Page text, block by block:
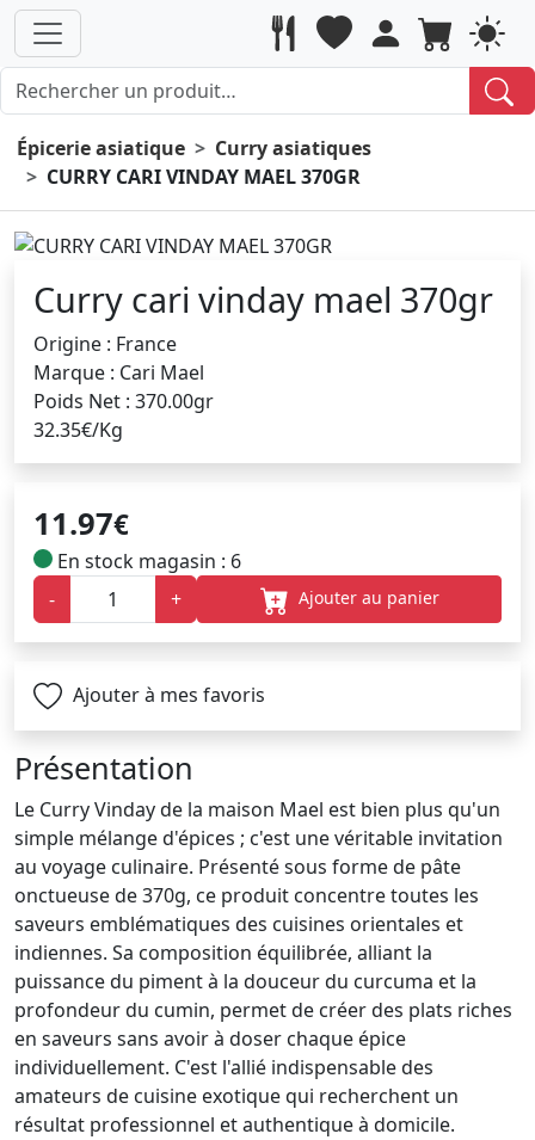
Épicerie asiatique
Curry asiatiques
CURRY CARI VINDAY MAEL 370GR
Curry cari vinday mael 370gr
Origine : France
Marque : Cari Mael
Poids Net : 370.00gr
32.35€/Kg
11.97€
En stock magasin : 6
-
+ Ajouter au panier
Ajouter à mes favoris
Présentation
Le Curry Vinday de la maison Mael est bien plus qu'un
simple mélange d'épices ; c'est une véritable invitation
au voyage culinaire. Présenté sous forme de pâte
onctueuse de 370g, ce produit concentre toutes les
saveurs emblématiques des cuisines orientales et
indiennes. Sa composition équilibrée, alliant la
puissance du piment à la douceur du curcuma et la
profondeur du cumin, permet de créer des plats riches
en saveurs sans avoir à doser chaque épice
individuellement. C'est l'allié indispensable des
amateurs de cuisine exotique qui recherchent un
résultat professionnel et authentique à domicile.